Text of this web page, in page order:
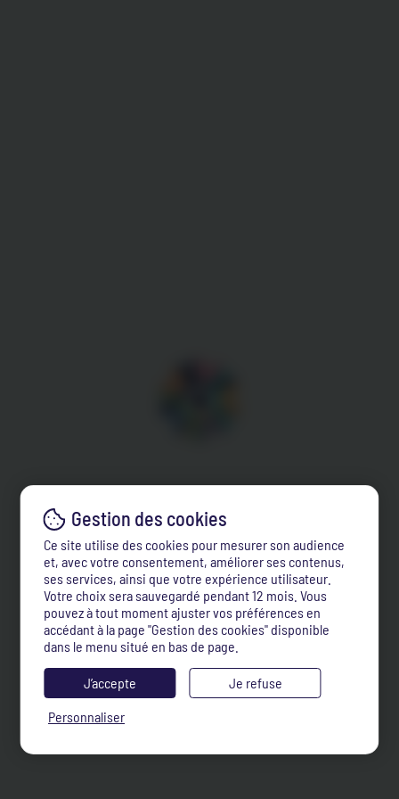
Ce site utilise des cookies pour mesurer son audience
et, avec votre consentement, améliorer ses contenus,
ses services, ainsi que votre expérience utilisateur.
Votre choix sera sauvegardé pendant 12 mois. Vous
pouvez à tout moment ajuster vos préférences en
accédant à la page "Gestion des cookies" disponible
dans le menu situé en bas de page.
J’accepte
Je refuse
Personnaliser